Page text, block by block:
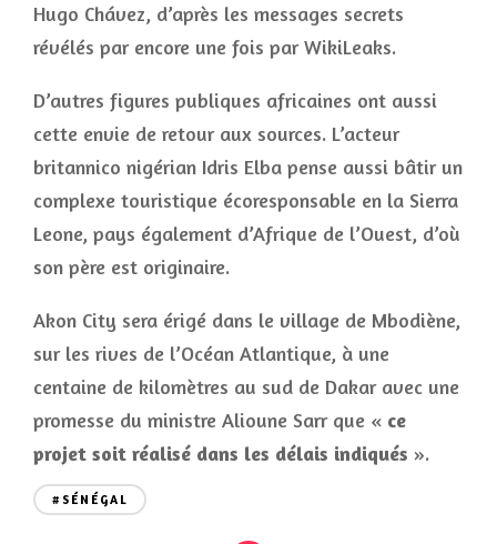
Hugo Chávez, d’après les messages secrets
révélés par encore une fois par WikiLeaks.
D’autres figures publiques africaines ont aussi
cette envie de retour aux sources. L’acteur
britannico nigérian Idris Elba pense aussi bâtir un
complexe touristique écoresponsable en la Sierra
Leone, pays également d’Afrique de l’Ouest, d’où
son père est originaire.
Akon City sera érigé dans le village de Mbodiène,
sur les rives de l’Océan Atlantique, à une
centaine de kilomètres au sud de Dakar avec une
promesse du ministre Alioune Sarr que « ce
projet soit réalisé dans les délais indiqués ».
#SÉNÉGAL